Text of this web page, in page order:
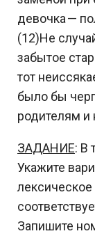
девочка —
(12)Не
забытое
тот
было бы
родителям и
ЗАДАНИЕ: В
Укажите
Запишите